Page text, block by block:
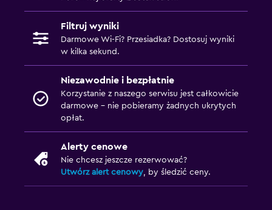
Filtruj wyniki
Darmowe Wi-Fi? Przesiadka? Dostosuj wyniki
w kilka sekund.
Niezawodnie i bezpłatnie
Korzystanie z naszego serwisu jest całkowicie
darmowe – nie pobieramy żadnych ukrytych
opłat.
Alerty cenowe
Nie chcesz jeszcze rezerwować?
Utwórz alert cenowy , by śledzić ceny.